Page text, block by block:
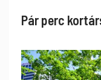
Pár perc